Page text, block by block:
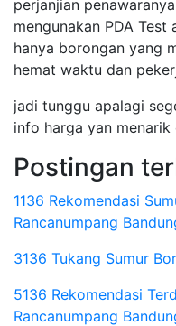
perjanjian
mengunakan PDA
hanya borongan yang
hemat waktu dan
jadi tunggu apalagi
info harga yan
Postingan
1136 Rekomendasi
Rancanumpang
3136 Tukang Sumur
5136 Rekomendasi
Rancanumpang